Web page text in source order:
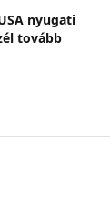
nyugati
tovább